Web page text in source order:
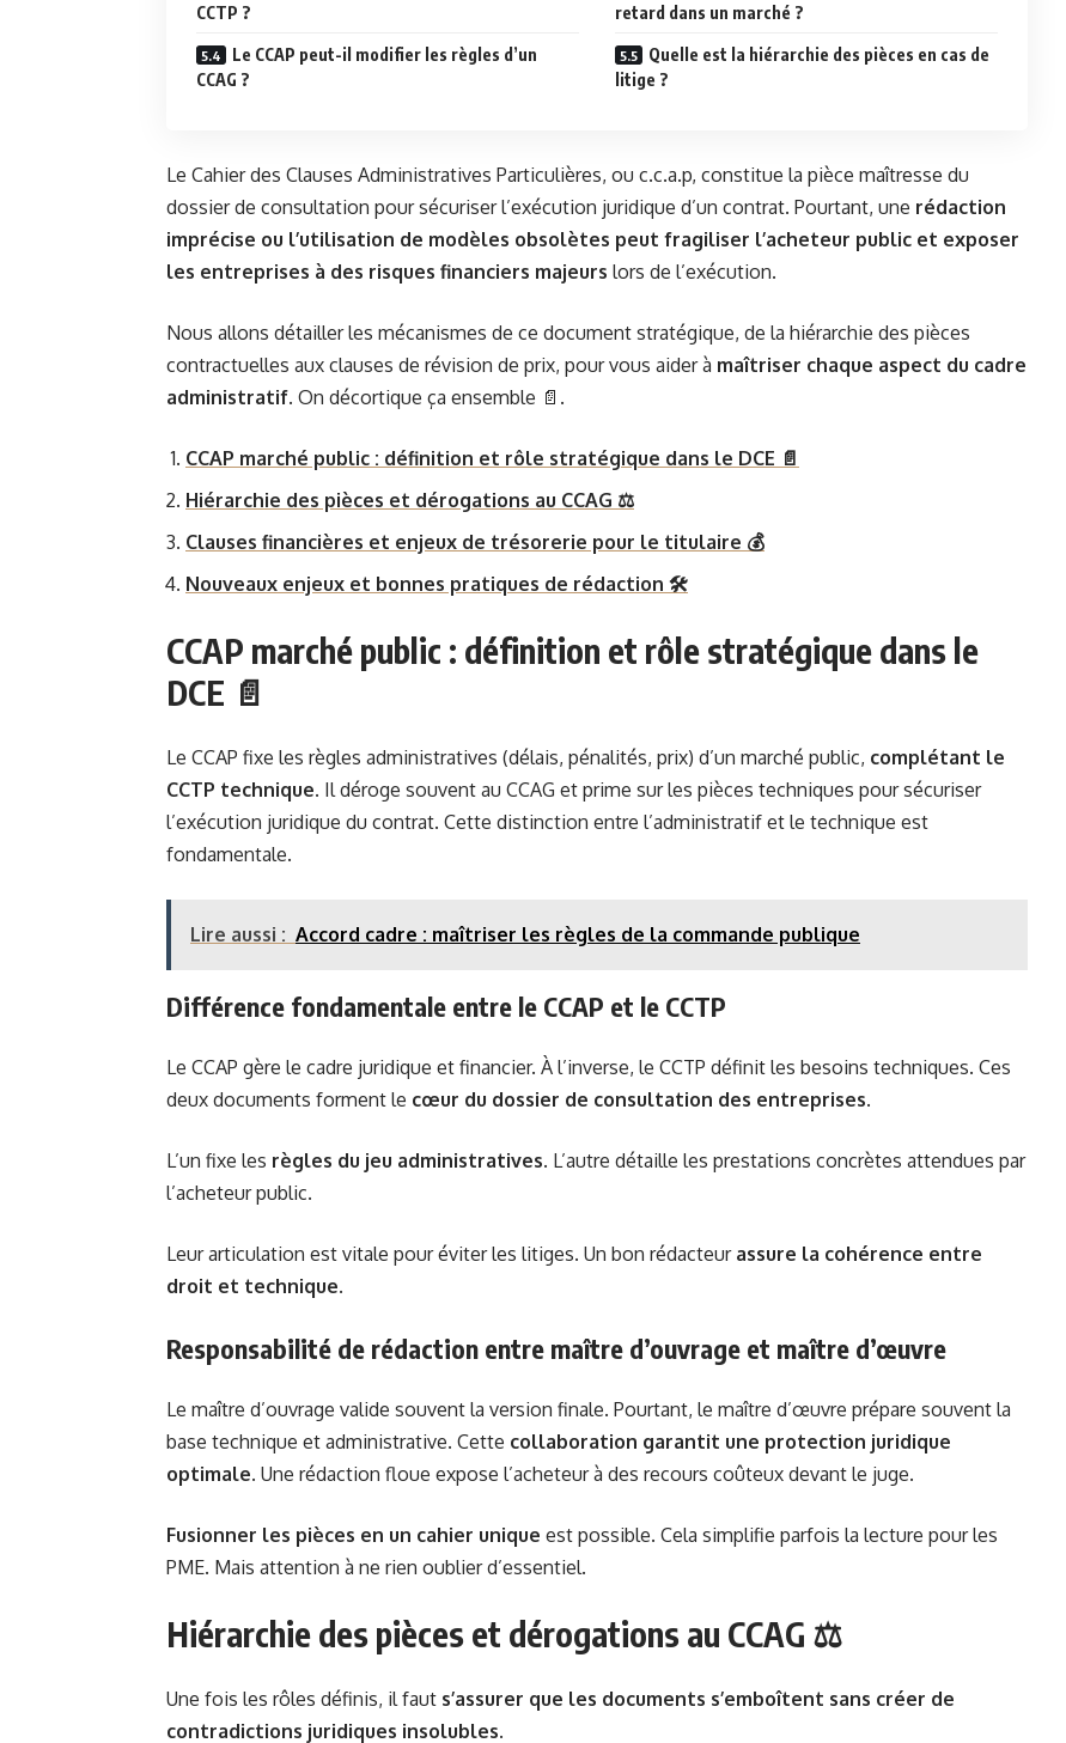
CCTP ?
retard dans un marché ?
Le CCAP peut-il modifier les règles d’un
CCAG ?
Quelle est la hiérarchie des pièces en cas de
litige ?
Le Cahier des Clauses Administratives Particulières, ou c.c.a.p, constitue la pièce maîtresse du
dossier de consultation pour sécuriser l’exécution juridique d’un contrat. Pourtant, une rédaction
imprécise ou l’utilisation de modèles obsolètes peut fragiliser l’acheteur public et exposer
les entreprises à des risques financiers majeurs lors de l’exécution.
Nous allons détailler les mécanismes de ce document stratégique, de la hiérarchie des pièces
contractuelles aux clauses de révision de prix, pour vous aider à maîtriser chaque aspect du cadre
administratif. On décortique ça ensemble 📄.
CCAP marché public : définition et rôle stratégique dans le DCE 📄
Hiérarchie des pièces et dérogations au CCAG ⚖️
Clauses financières et enjeux de trésorerie pour le titulaire 💰
Nouveaux enjeux et bonnes pratiques de rédaction 🛠️
CCAP marché public : définition et rôle stratégique dans le
DCE 📄
Le CCAP fixe les règles administratives (délais, pénalités, prix) d’un marché public, complétant le
CCTP technique. Il déroge souvent au CCAG et prime sur les pièces techniques pour sécuriser
l’exécution juridique du contrat. Cette distinction entre l’administratif et le technique est
fondamentale.
Lire aussi : Accord cadre : maîtriser les règles de la commande publique
Différence fondamentale entre le CCAP et le CCTP
Le CCAP gère le cadre juridique et financier. À l’inverse, le CCTP définit les besoins techniques. Ces
deux documents forment le cœur du dossier de consultation des entreprises.
L’un fixe les règles du jeu administratives. L’autre détaille les prestations concrètes attendues par
l’acheteur public.
Leur articulation est vitale pour éviter les litiges. Un bon rédacteur assure la cohérence entre
droit et technique.
Responsabilité de rédaction entre maître d’ouvrage et maître d’œuvre
Le maître d’ouvrage valide souvent la version finale. Pourtant, le maître d’œuvre prépare souvent la
base technique et administrative. Cette collaboration garantit une protection juridique
optimale. Une rédaction floue expose l’acheteur à des recours coûteux devant le juge.
Fusionner les pièces en un cahier unique est possible. Cela simplifie parfois la lecture pour les
PME. Mais attention à ne rien oublier d’essentiel.
Hiérarchie des pièces et dérogations au CCAG ⚖️
Une fois les rôles définis, il faut s’assurer que les documents s’emboîtent sans créer de
contradictions juridiques insolubles.